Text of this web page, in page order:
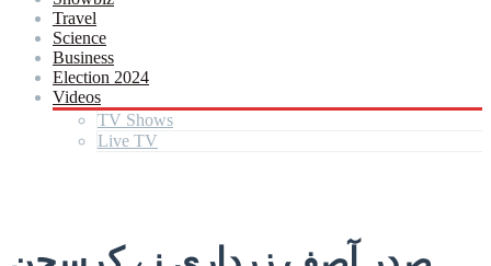
Travel
Science
Business
Election 2024
Videos
TV Shows
Live TV